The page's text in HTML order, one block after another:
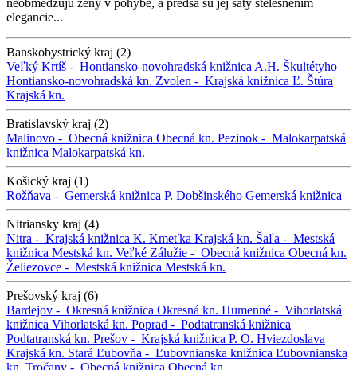
neobmedzujú ženy v pohybe, a predsa sú jej šaty stelesnením
elegancie...
Banskobystrický kraj (2)
Veľký Krtíš - Hontiansko-novohradská knižnica A.H. Škultétyho
Hontiansko-novohradská kn. Zvolen - Krajská knižnica Ľ. Štúra
Krajská kn.
Bratislavský kraj (2)
Malinovo - Obecná knižnica Obecná kn. Pezinok - Malokarpatská
knižnica Malokarpatská kn.
Košický kraj (1)
Rožňava - Gemerská knižnica P. Dobšinského Gemerská knižnica
Nitriansky kraj (4)
Nitra - Krajská knižnica K. Kmeťka Krajská kn. Šaľa - Mestská
knižnica Mestská kn. Veľké Zálužie - Obecná knižnica Obecná kn.
Želiezovce - Mestská knižnica Mestská kn.
Prešovský kraj (6)
Bardejov - Okresná knižnica Okresná kn. Humenné - Vihorlatská
knižnica Vihorlatská kn. Poprad - Podtatranská knižnica
Podtatranská kn. Prešov - Krajská knižnica P. O. Hviezdoslava
Krajská kn. Stará Ľubovňa - Ľubovnianska knižnica Ľubovnianska
kn. Tročany - Obecná knižnica Obecná kn.